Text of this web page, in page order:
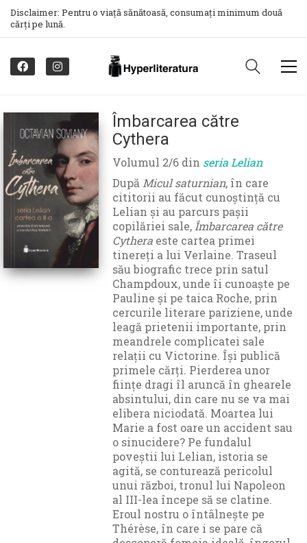
Disclaimer: Pentru o viață sănătoasă, consumați minimum două
cărți pe lună.
Îmbarcarea către
Cythera
Volumul 2/6 din seria Lelian
După Micul saturnian, în care
cititorii au făcut cunoștință cu
Lelian și au parcurs pașii
copilăriei sale, Îmbarcarea către
Cythera este cartea primei
tinereți a lui Verlaine. Traseul
său biografic trece prin satul
Champdoux, unde îi cunoaște pe
Pauline și pe taica Roche, prin
cercurile literare pariziene, unde
leagă prietenii importante, prin
meandrele complicatei sale
relații cu Victorine. Își publică
primele cărți. Pierderea unor
ființe dragi îl aruncă în ghearele
absintului, din care nu se va mai
elibera niciodată. Moartea lui
Marie a fost oare un accident sau
o sinucidere? Pe fundalul
poveștii lui Lelian, istoria se
agită, se conturează pericolul
unui război, tronul lui Napoleon
al III-lea începe să se clatine.
Eroul nostru o întâlnește pe
Thérèse, în care i se pare că